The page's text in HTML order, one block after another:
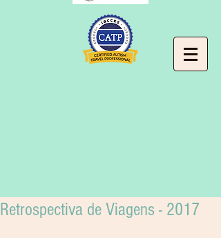
Retrospectiva de Viagens - 2017